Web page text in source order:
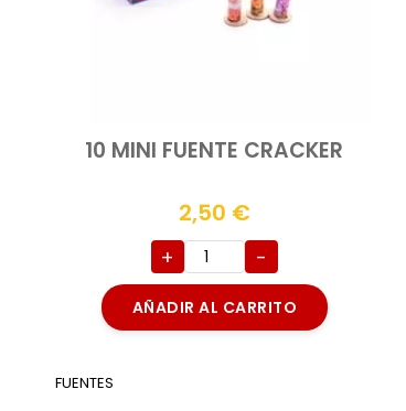
10 MINI FUENTE CRACKER
2,50 €
+ -
AÑADIR AL CARRITO
FUENTES